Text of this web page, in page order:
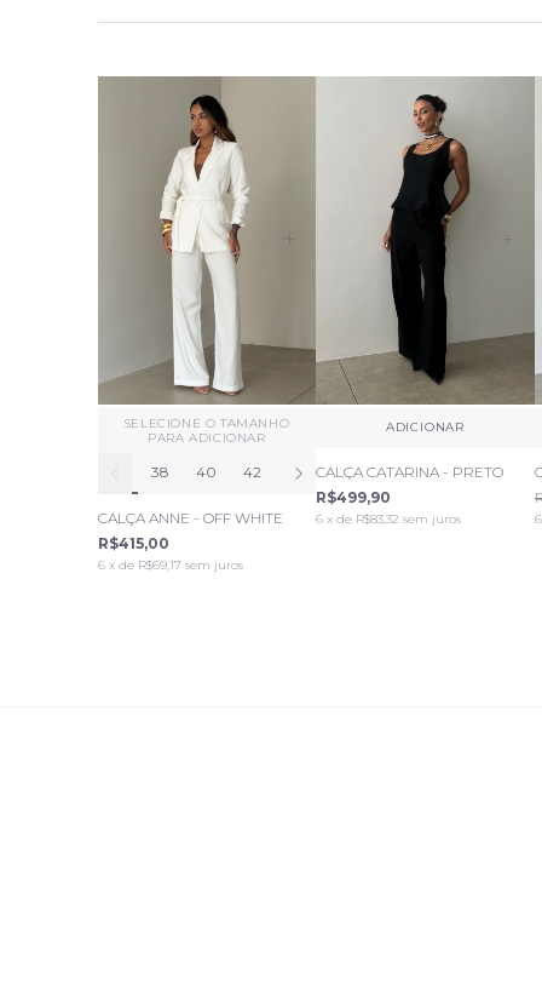
SELECIONE O TAMANHO
PARA ADICIONAR
38 40 42 44
CALÇA ANNE - OFF WHITE
R$415,00
6 x de R$69,17 sem juros
+
ADICIONAR
CALÇA CATARINA - PRETO
R$499,90
6 x de R$83,32 sem juros
+
6